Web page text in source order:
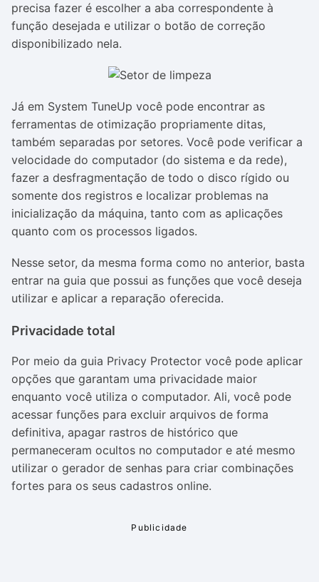
precisa fazer é escolher a aba correspondente à
função desejada e utilizar o botão de correção
disponibilizado nela.
Já em System TuneUp você pode encontrar as
ferramentas de otimização propriamente ditas,
também separadas por setores. Você pode verificar a
velocidade do computador (do sistema e da rede),
fazer a desfragmentação de todo o disco rígido ou
somente dos registros e localizar problemas na
inicialização da máquina, tanto com as aplicações
quanto com os processos ligados.
Nesse setor, da mesma forma como no anterior, basta
entrar na guia que possui as funções que você deseja
utilizar e aplicar a reparação oferecida.
Privacidade total
Por meio da guia Privacy Protector você pode aplicar
opções que garantam uma privacidade maior
enquanto você utiliza o computador. Ali, você pode
acessar funções para excluir arquivos de forma
definitiva, apagar rastros de histórico que
permaneceram ocultos no computador e até mesmo
utilizar o gerador de senhas para criar combinações
fortes para os seus cadastros online.